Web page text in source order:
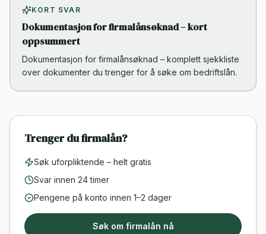
KORT SVAR
Dokumentasjon for firmalånsøknad – kort
oppsummert
Dokumentasjon for firmalånsøknad – komplett sjekkliste
over dokumenter du trenger for å søke om bedriftslån.
Trenger du firmalån?
Søk uforpliktende – helt gratis
Svar innen 24 timer
Pengene på konto innen 1–2 dager
Søk om firmalån nå